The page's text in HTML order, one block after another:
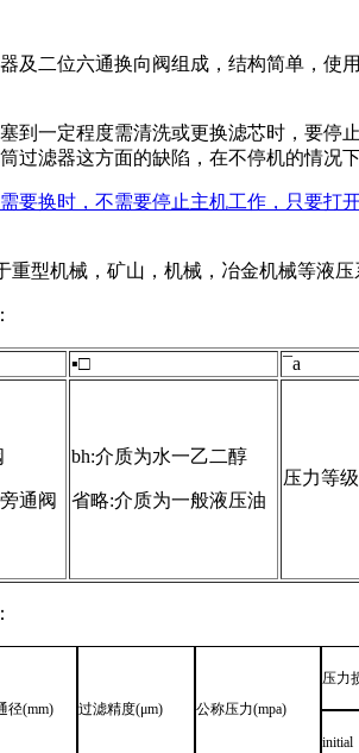
及二位六通换向阀组成，结构简单，使
到一定程度需清洗或更换滤芯时，要停
过滤器这方面的缺陷，在不停机的情况
要换时，不需要停止主机工作，只要打
重型机械，矿山，机械，冶金机械等液压
▪□ ¯a
通阀
bh:介质为水一乙二醇
省略:介质为一般液压油
压力等
径(mm) 过滤精度(μm) 公称压力(mpa)
压力
initial